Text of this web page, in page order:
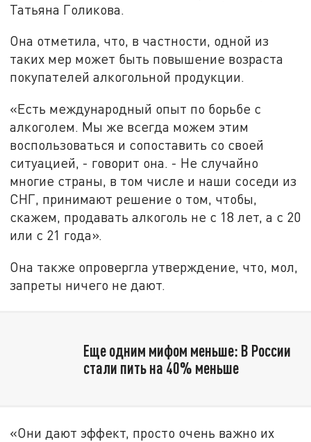
Татьяна Голикова.
Она отметила, что, в частности, одной из
таких мер может быть повышение возраста
покупателей алкогольной продукции.
«Есть международный опыт по борьбе с
алкоголем. Мы же всегда можем этим
воспользоваться и сопоставить со своей
ситуацией, - говорит она. - Не случайно
многие страны, в том числе и наши соседи из
СНГ, принимают решение о том, чтобы,
скажем, продавать алкоголь не с 18 лет, а с 20
или с 21 года».
Она также опровергла утверждение, что, мол,
запреты ничего не дают.
Еще одним мифом меньше: В России
стали пить на 40% меньше
«Они дают эффект, просто очень важно их